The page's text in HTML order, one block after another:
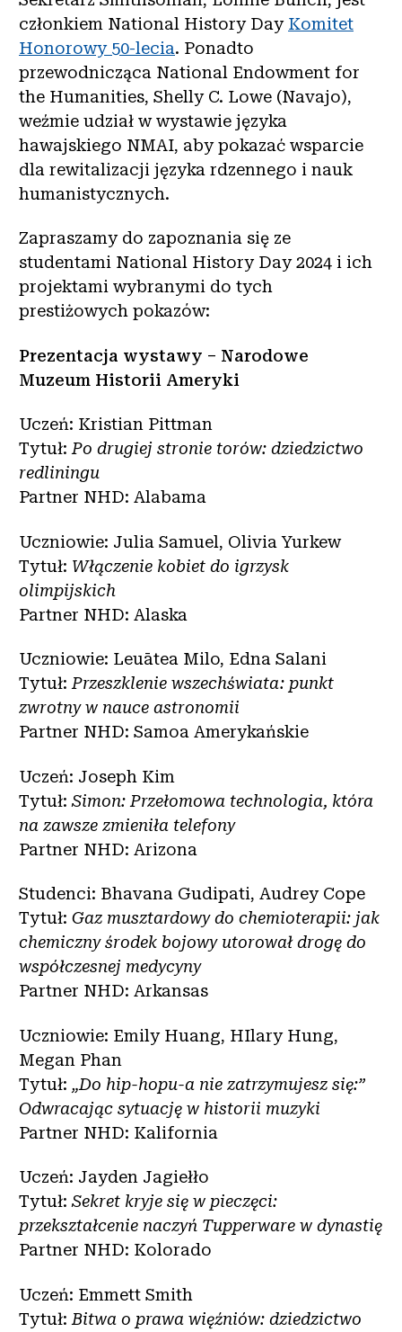
członkiem National History Day Komitet
Honorowy 50-lecia. Ponadto
przewodnicząca National Endowment for
the Humanities, Shelly C. Lowe (Navajo),
weźmie udział w wystawie języka
hawajskiego NMAI, aby pokazać wsparcie
dla rewitalizacji języka rdzennego i nauk
humanistycznych.
Zapraszamy do zapoznania się ze
studentami National History Day 2024 i ich
projektami wybranymi do tych
prestiżowych pokazów:
Prezentacja wystawy – Narodowe
Muzeum Historii Ameryki
Uczeń: Kristian Pittman
Tytuł:Po drugiej stronie torów: dziedzictwo
redliningu
Partner NHD: Alabama
Uczniowie: Julia Samuel, Olivia Yurkew
Tytuł: Włączenie kobiet do igrzysk
olimpijskich
Partner NHD: Alaska
Uczniowie: Leuātea Milo, Edna Salani
Tytuł:Przeszklenie wszechświata: punkt
zwrotny w nauce astronomii
Partner NHD: Samoa Amerykańskie
Uczeń: Joseph Kim
Tytuł: Simon: Przełomowa technologia, która
na zawsze zmieniła telefony
Partner NHD: Arizona
Studenci: Bhavana Gudipati, Audrey Cope
Tytuł: Gaz musztardowy do chemioterapii: jak
chemiczny środek bojowy utorował drogę do
współczesnej medycyny
Partner NHD: Arkansas
Uczniowie: Emily Huang, HIlary Hung,
Megan Phan
Tytuł: „Do hip-hopu-a nie zatrzymujesz się:”
Odwracając sytuację w historii muzyki
Partner NHD: Kalifornia
Uczeń: Jayden Jagiełło
Tytuł:Sekret kryje się w pieczęci:
przekształcenie naczyń Tupperware w dynastię
Partner NHD: Kolorado
Uczeń: Emmett Smith
Tytuł: Bitwa o prawa więźniów: dziedzictwo